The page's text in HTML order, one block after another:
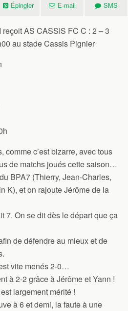
Épingler E-mail SMS
AS CASSIS FC C : 2 – 3
au stade Cassis Pignier
comme c’est bizarre, avec tous
de matchs joués cette saison…
BPA7 (Thierry, Jean-Charles,
K), et on rajoute Jérôme de la
7. On se dit dès le départ que ça
de défendre au mieux et de
vite menés 2-0…
à 2-2 grâce à Jérôme et Yann !
largement mérité !
à 6 et demi, la faute à une